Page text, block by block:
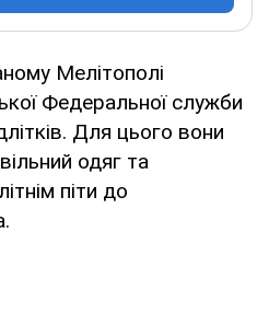
Мелітополі
Федеральної служби
Для цього вони
одяг та
піти до